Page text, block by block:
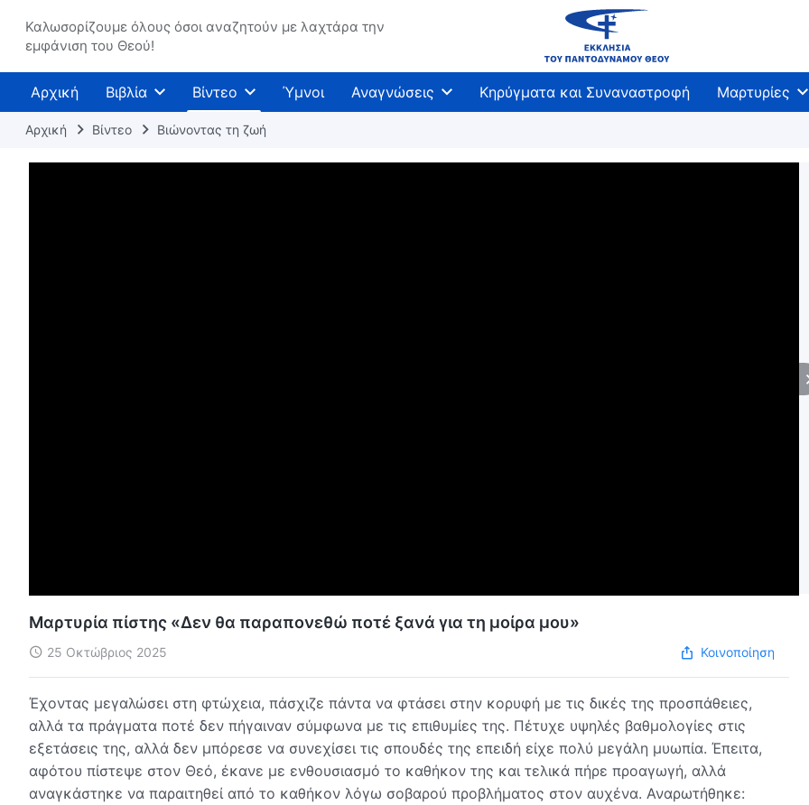
Καλωσορίζουμε όλους όσοι αναζητούν με λαχτάρα την
εμφάνιση του Θεού!
Αρχική Βιβλία Βίντεο Ύμνοι Αναγνώσεις Κηρύγματα και Συναναστροφή Μαρτυρίες
Αρχική Βίντεο Βιώνοντας τη ζωή
Μαρτυρία πίστης «Δεν θα παραπονεθώ ποτέ ξανά για τη μοίρα μου»
25 Οκτώβριος 2025 Κοινοποίηση
Έχοντας μεγαλώσει στη φτώχεια, πάσχιζε πάντα να φτάσει στην κορυφή με τις δικές της προσπάθειες,
αλλά τα πράγματα ποτέ δεν πήγαιναν σύμφωνα με τις επιθυμίες της. Πέτυχε υψηλές βαθμολογίες στις
εξετάσεις της, αλλά δεν μπόρεσε να συνεχίσει τις σπουδές της επειδή είχε πολύ μεγάλη μυωπία. Έπειτα,
αφότου πίστεψε στον Θεό, έκανε με ενθουσιασμό το καθήκον της και τελικά πήρε προαγωγή, αλλά
αναγκάστηκε να παραιτηθεί από το καθήκον λόγω σοβαρού προβλήματος στον αυχένα. Αναρωτήθηκε: